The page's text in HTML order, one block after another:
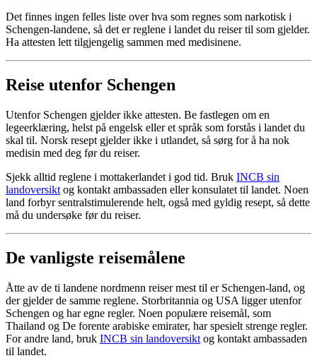
Det finnes ingen felles liste over hva som regnes som narkotisk i
Schengen-landene, så det er reglene i landet du reiser til som gjelder.
Ha attesten lett tilgjengelig sammen med medisinene.
Reise utenfor Schengen
Utenfor Schengen gjelder ikke attesten. Be fastlegen om en
legeerklæring, helst på engelsk eller et språk som forstås i landet du
skal til. Norsk resept gjelder ikke i utlandet, så sørg for å ha nok
medisin med deg før du reiser.
Sjekk alltid reglene i mottakerlandet i god tid. Bruk INCB sin
landoversikt og kontakt ambassaden eller konsulatet til landet. Noen
land forbyr sentralstimulerende helt, også med gyldig resept, så dette
må du undersøke før du reiser.
De vanligste reisemålene
Åtte av de ti landene nordmenn reiser mest til er Schengen-land, og
der gjelder de samme reglene. Storbritannia og USA ligger utenfor
Schengen og har egne regler. Noen populære reisemål, som
Thailand og De forente arabiske emirater, har spesielt strenge regler.
For andre land, bruk INCB sin landoversikt og kontakt ambassaden
til landet.